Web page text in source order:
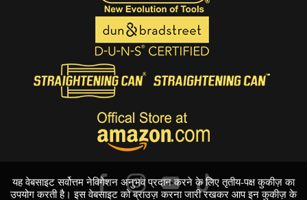
यह वेबसाइट सर्वोत्तम नेविगेशन अनुभव प्रदान करने के लिए तृतीय-पक्ष कुकीज़ का
उपयोग करती है। इस वेबसाइट को ब्राउज़ करना जारी रखकर आप इन कुकीज़ के